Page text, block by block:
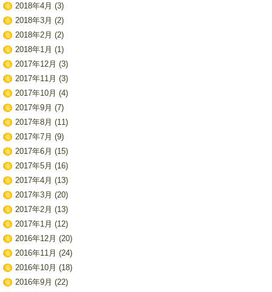
2018年4月 (3)
2018年3月 (2)
2018年2月 (2)
2018年1月 (1)
2017年12月 (3)
2017年11月 (3)
2017年10月 (4)
2017年9月 (7)
2017年8月 (11)
2017年7月 (9)
2017年6月 (15)
2017年5月 (16)
2017年4月 (13)
2017年3月 (20)
2017年2月 (13)
2017年1月 (12)
2016年12月 (20)
2016年11月 (24)
2016年10月 (18)
2016年9月 (22)